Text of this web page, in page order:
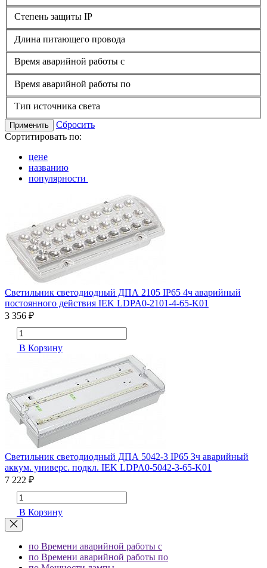
Степень защиты IP
Длина питающего провода
Время аварийной работы с
Время аварийной работы по
Тип источника света
Применить
Сбросить
Сортитировать по:
цене
названию
популярности
Светильник светодиодный ДПА 2105 IP65 4ч аварийный
постоянного действия IEK LDPA0-2101-4-65-K01
3 356 ₽
В Корзину
Светильник светодиодный ДПА 5042-3 IP65 3ч аварийный
аккум. универс. подкл. IEK LDPA0-5042-3-65-K01
7 222 ₽
В Корзину
по Времени аварийной работы с
по Времени аварийной работы по